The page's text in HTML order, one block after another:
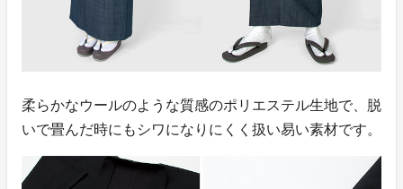
柔らかなウールのような質感のポリエステル生地で、脱
いで畳んだ時にもシワになりにくく扱い易い素材です。